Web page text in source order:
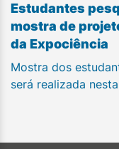
Estudantes
mostra de
da Expociência
Mostra dos
será realizada